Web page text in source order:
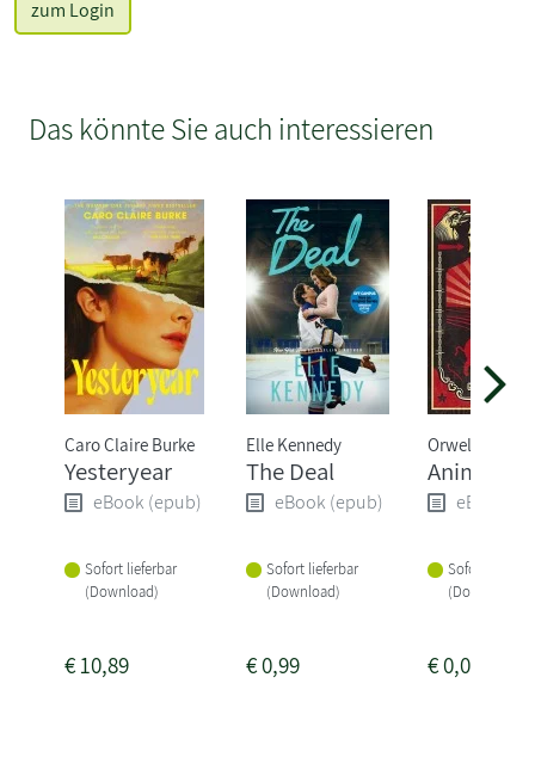
zum Login
Das könnte Sie auch interessieren
Caro Claire Burke
Yesteryear
eBook (epub)
Sofort lieferbar
(Download)
€10,89
Elle Kennedy
The Deal
eBook (epub)
Sofort lieferbar
(Download)
€0,99
Orwell
Animal
eBook
Sofort
(Download)
€0,00